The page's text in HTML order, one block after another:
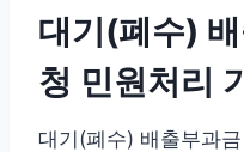
대기(폐수)
청 민원처리
대기(폐수) 배출부과